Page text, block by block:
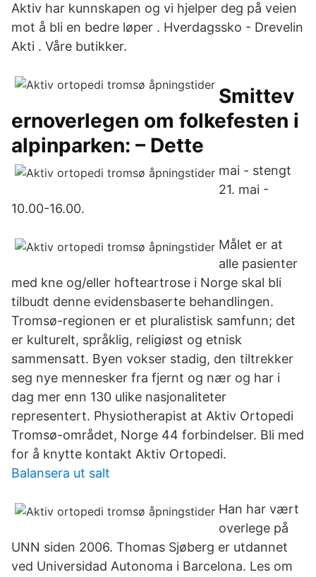
Aktiv har kunnskapen og vi hjelper deg på veien
mot å bli en bedre løper . Hverdagssko - Drevelin
Akti . Våre butikker.
Smittev
ernoverlegen om folkefesten i
alpinparken: – Dette
mai - stengt
21. mai -
10.00-16.00.
Målet er at
alle pasienter
med kne og/eller hofteartrose i Norge skal bli
tilbudt denne evidensbaserte behandlingen.
Tromsø-regionen er et pluralistisk samfunn; det
er kulturelt, språklig, religiøst og etnisk
sammensatt. Byen vokser stadig, den tiltrekker
seg nye mennesker fra fjernt og nær og har i
dag mer enn 130 ulike nasjonaliteter
representert. Physiotherapist at Aktiv Ortopedi
Tromsø-området, Norge 44 forbindelser. Bli med
for å knytte kontakt Aktiv Ortopedi.
Balansera ut salt
Han har vært
overlege på
UNN siden 2006. Thomas Sjøberg er utdannet
ved Universidad Autonoma i Barcelona. Les om